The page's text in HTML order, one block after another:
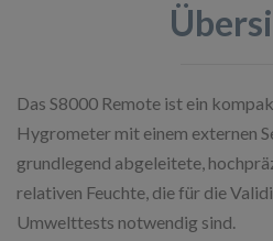
Das S8000 Remote ist ein
Hygrometer mit einem externen
grundlegend abgeleitete,
relativen Feuchte, die für die
Umwelttests notwendig sind.